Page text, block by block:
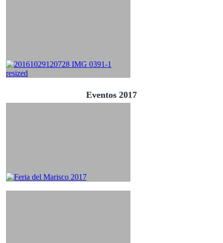
Eventos 2017